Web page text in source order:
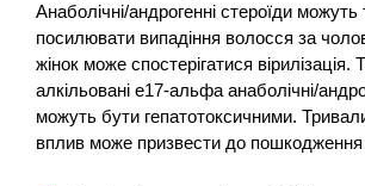
Анаболічні/андрогенні стероїди можуть
посилювати випадіння волосся за
жінок може спостерігатися вірилізація.
алкільовані e17-альфа анаболічні/
можуть бути гепатотоксичними.
вплив може призвести до пошкодження